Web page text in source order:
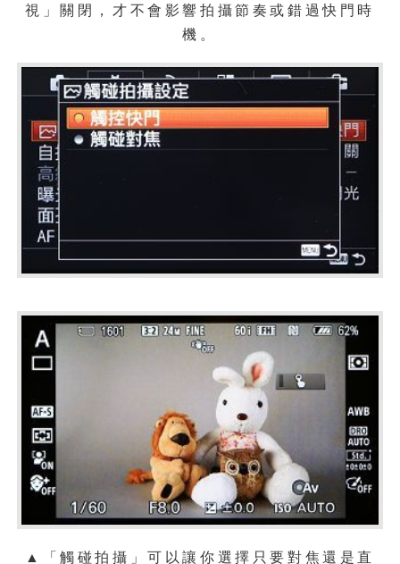
視」關閉，才不會影響拍攝節奏或錯過快門時
機。
▲「觸碰拍攝」可以讓你選擇只要對焦還是直